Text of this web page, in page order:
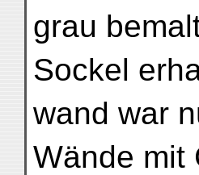
grau
Sockel
wand war
Wände mit